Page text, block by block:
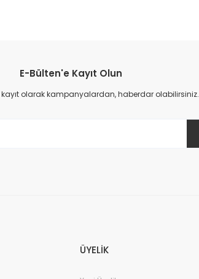
görüntülenemiyor.
bulunuyor.
E-Bülten'e Kayıt Olun
kayıt olarak kampanyalardan, haberdar olabilirsiniz.
ÜYELİK